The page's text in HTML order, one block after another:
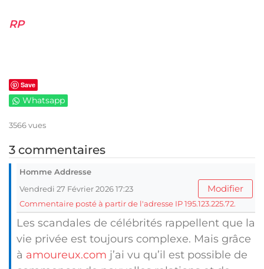
RP
Save
Whatsapp
3566 vues
3 commentaires
Homme Addresse
Vendredi 27 Février 2026 17:23
Modifier
Commentaire posté à partir de l'adresse IP 195.123.225.72.
Les scandales de célébrités rappellent que la
vie privée est toujours complexe. Mais grâce
à amoureux.com j’ai vu qu’il est possible de